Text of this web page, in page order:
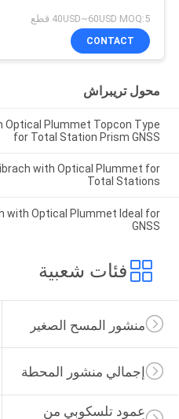
40USD~60USD MOQ:5 قطع
CONTACT
محول تريبراش
Optical Plummet Topcon Type
for Total Station Prism GNSS
with Optical Plummet for
Total Stations
with Optical Plummet Ideal for
GNSS
فئات شعبية
منشور المسح الصغير
إجمالي منشور المحطة
عمود تلسكوبي من